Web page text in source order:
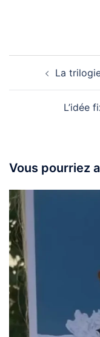
La
L’idée
Vous pourriez